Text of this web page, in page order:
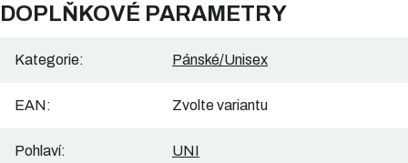
DOPLŇKOVÉ PARAMETRY
Kategorie: Pánské/Unisex
EAN: Zvolte variantu
Pohlaví: UNI